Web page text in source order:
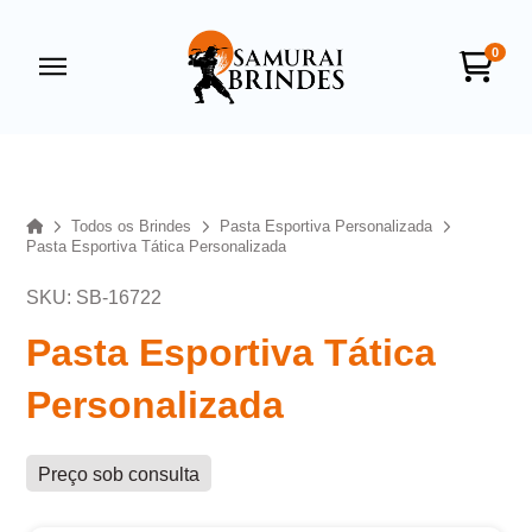
0
HomeTodos os Brindes
Pasta Esportiva Personalizada
Pasta Esportiva Tática Personalizada
SKU: SB-16722
Pasta Esportiva Tática
Personalizada
Preço sob consulta